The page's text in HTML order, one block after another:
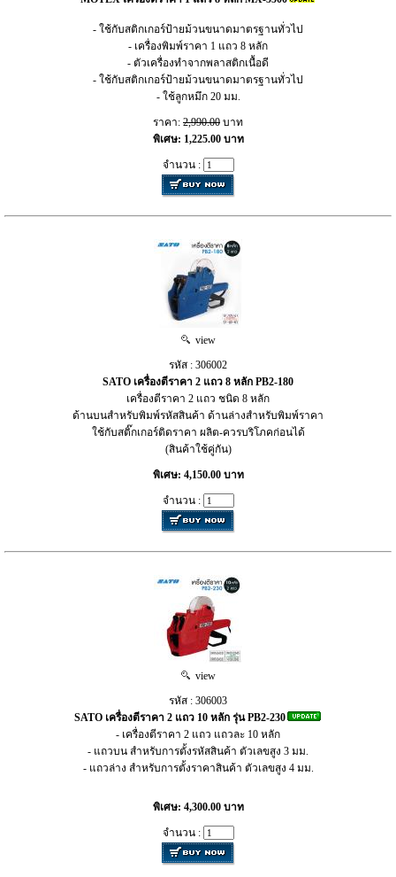
- ใช้กับสติกเกอร์ป้ายม้วนขนาดมาตรฐานทั่วไป
- เครื่องพิมพ์ราคา 1 แถว 8 หลัก
- ตัวเครื่องทำจากพลาสติกเนื้อดี
- ใช้กับสติกเกอร์ป้ายม้วนขนาดมาตรฐานทั่วไป
- ใช้ลูกหมึก 20 มม.
ราคา: 2,990.00 บาท
พิเศษ: 1,225.00 บาท
จำนวน :
view
รหัส : 306002
SATO เครื่องตีราคา 2 แถว 8 หลัก PB2-180
เครื่องตีราคา 2 แถว ชนิด 8 หลัก
ด้านบนสำหรับพิมพ์รหัสสินค้า ด้านล่างสำหรับพิมพ์ราคา
ใช้กับสติ๊กเกอร์ติดราคา ผลิต-ควรบริโภคก่อนได้
(สินค้าใช้คู่กัน)
พิเศษ: 4,150.00 บาท
จำนวน :
view
รหัส : 306003
SATO เครื่องตีราคา 2 แถว 10 หลัก รุ่น PB2-230
- เครื่องตีราคา 2 แถว แถวละ 10 หลัก
- แถวบน สำหรับการตั้งรหัสสินค้า ตัวเลขสูง 3 มม.
- แถวล่าง สำหรับการตั้งราคาสินค้า ตัวเลขสูง 4 มม.
พิเศษ: 4,300.00 บาท
จำนวน :